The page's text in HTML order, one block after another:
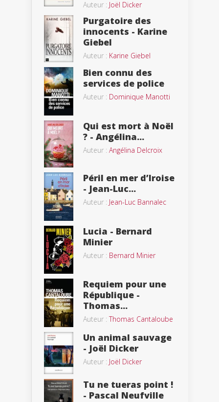
Auteur : Joël Dicker
Purgatoire des
innocents - Karine
Giebel
Auteur : Karine Giebel
Bien connu des
services de police
Auteur : Dominique Manotti
Qui est mort à Noël
? - Angélina...
Auteur : Angélina Delcroix
Péril en mer d’Iroise
- Jean-Luc...
Auteur : Jean-Luc Bannalec
Lucia - Bernard
Minier
Auteur : Bernard Minier
Requiem pour une
République -
Thomas...
Auteur :Thomas Cantaloube
Un animal sauvage
- Joël Dicker
Auteur : Joël Dicker
Tu ne tueras point !
- Pascal Neufville